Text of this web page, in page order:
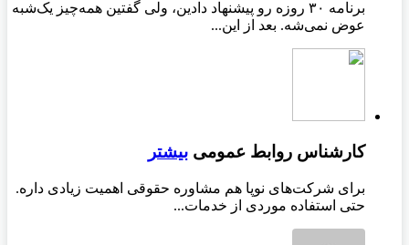
برنامه ۳۰ روزه رو پیشنهاد دادین، ولی گفتین همه‌چیز یک‌شبه
عوض نمی‌شه. بعد از این...
کارشناس روابط عمومی بیشتر
برای شرکت‌های نوپا هم مشاوره حقوقی اهمیت زیادی داره.
حتی استفاده موردی از خدمات...